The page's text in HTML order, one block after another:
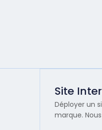
Site
Déployer un
marque.